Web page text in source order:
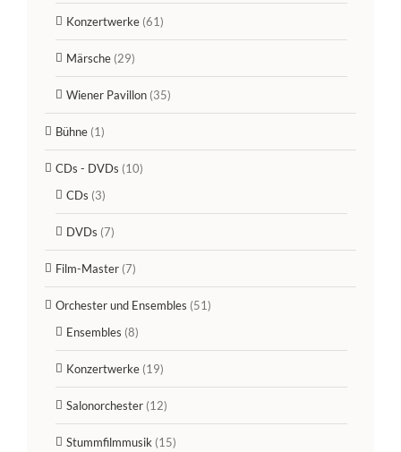
Konzertwerke (61)
Märsche (29)
Wiener Pavillon (35)
Bühne (1)
CDs - DVDs (10)
CDs (3)
DVDs (7)
Film-Master (7)
Orchester und Ensembles (51)
Ensembles (8)
Konzertwerke (19)
Salonorchester (12)
Stummfilmmusik (15)